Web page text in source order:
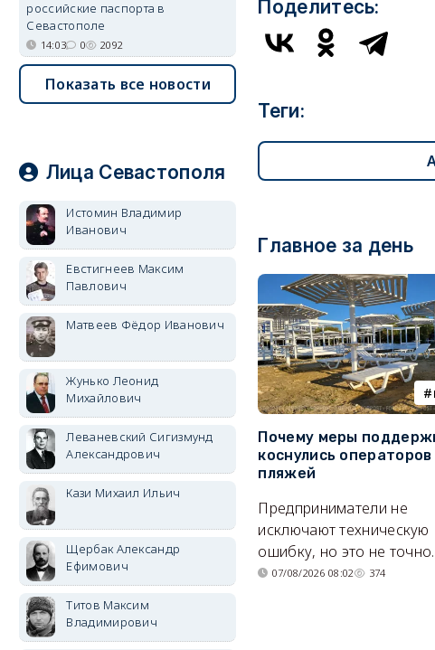
Поделитесь:
Теги:
Главное за день
Почему меры
коснулись операторов
пляжей
Предприниматели не
исключают техническую
ошибку, но это не точно.
07/08/2026 08:02 374
российские паспорта в
Севастополе
14:03 0 2092
Показать все новости
Лица Севастополя
Истомин Владимир
Иванович
Евстигнеев Максим
Павлович
Матвеев Фёдор Иванович
Жунько Леонид
Михайлович
Леваневский Сигизмунд
Александрович
Кази Михаил Ильич
Щербак Александр
Ефимович
Титов Максим
Владимирович